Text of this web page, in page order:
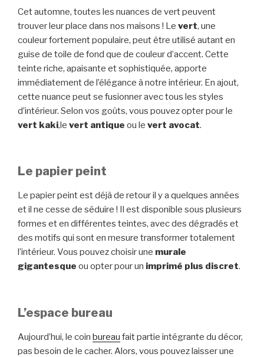
Cet automne, toutes les nuances de vert peuvent
trouver leur place dans nos maisons ! Le vert, une
couleur fortement populaire, peut être utilisé autant en
guise de toile de fond que de couleur d’accent. Cette
teinte riche, apaisante et sophistiquée, apporte
immédiatement de l’élégance à notre intérieur. En ajout,
cette nuance peut se fusionner avec tous les styles
d’intérieur. Selon vos goûts, vous pouvez opter pour le
vert kaki,le vert antique ou le vert avocat.
Le papier peint
Le papier peint est déjà de retour il y a quelques années
et il ne cesse de séduire ! Il est disponible sous plusieurs
formes et en différentes teintes, avec des dégradés et
des motifs qui sont en mesure transformer totalement
l’intérieur. Vous pouvez choisir une murale
gigantesque ou opter pour un imprimé plus discret.
L’espace bureau
Aujourd’hui, le coin bureau fait partie intégrante du décor,
pas besoin de le cacher. Alors, vous pouvez laisser une